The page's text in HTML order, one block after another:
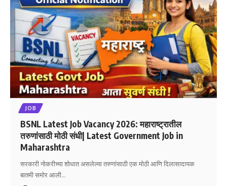
JOB
BSNL Latest Job Vacancy 2026: महाराष्ट्रातील
तरुणांसाठी मोठी संधी| Latest Government Job in
Maharashtra
सरकारी नोकरीच्या शोधात असलेल्या तरुणांसाठी एक मोठी आणि दिलासादायक
बातमी समोर आली…